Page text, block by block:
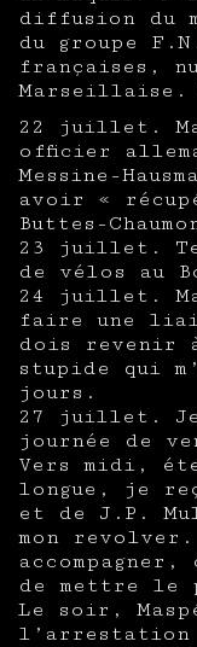
diffusion du
du groupe
françaises,
Marseillaise.
22 juillet.
officier
Messine-
avoir «
Buttes-
23 juillet.
de vélos au
24 juillet.
faire une
dois revenir
stupide qui
jours.
27 juillet.
journée de
Vers midi,
longue, je
et de J.P.
mon
de mettre le
Le soir,